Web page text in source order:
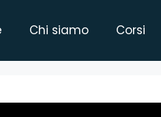
Chi siamo Corsi